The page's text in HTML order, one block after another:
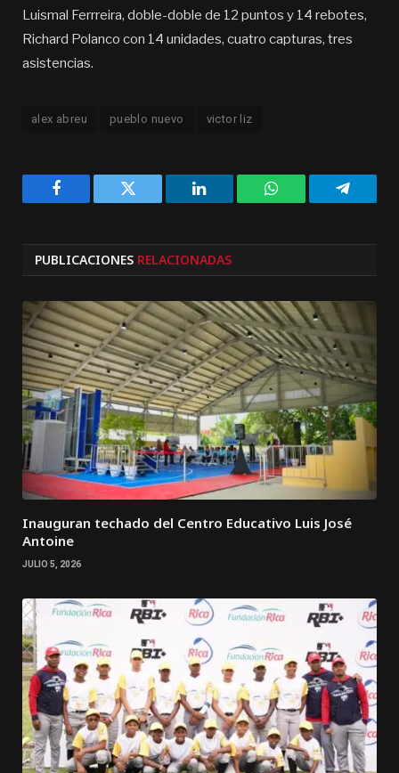
Luismal Ferrreira, doble-doble de 12 puntos y 14 rebotes,
Richard Polanco con 14 unidades, cuatro capturas, tres
asistencias.
alex abreu pueblo nuevo victor liz
Facebook Twitter LinkedIn WhatsApp
PUBLICACIONES RELACIONADAS
Inauguran techado del Centro Educativo Luis José
Antoine
JULIO 5, 2026